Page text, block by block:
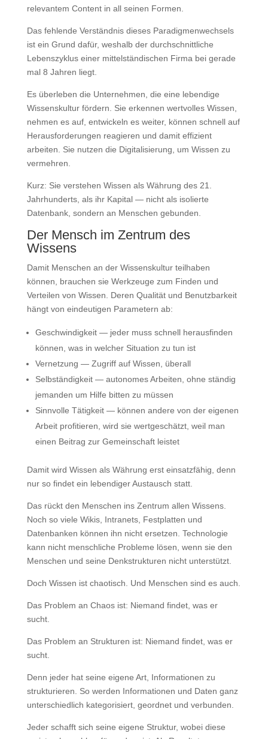
relevantem Content in all seinen Formen.
Das fehlende Verständnis dieses Paradigmenwechsels
ist ein Grund dafür, weshalb der durchschnittliche
Lebenszyklus einer mittelständischen Firma bei gerade
mal 8 Jahren liegt.
Es überleben die Unternehmen, die eine lebendige
Wissenskultur fördern. Sie erkennen wertvolles Wissen,
nehmen es auf, entwickeln es weiter, können schnell auf
Herausforderungen reagieren und damit effizient
arbeiten. Sie nutzen die Digitalisierung, um Wissen zu
vermehren.
Kurz: Sie verstehen Wissen als Währung des 21.
Jahrhunderts, als ihr Kapital — nicht als isolierte
Datenbank, sondern an Menschen gebunden.
Der Mensch im Zentrum des
Wissens
Damit Menschen an der Wissenskultur teilhaben
können, brauchen sie Werkzeuge zum Finden und
Verteilen von Wissen. Deren Qualität und Benutzbarkeit
hängt von eindeutigen Parametern ab:
Geschwindigkeit — jeder muss schnell herausfinden
können, was in welcher Situation zu tun ist
Vernetzung — Zugriff auf Wissen, überall
Selbständigkeit — autonomes Arbeiten, ohne ständig
jemanden um Hilfe bitten zu müssen
Sinnvolle Tätigkeit — können andere von der eigenen
Arbeit profitieren, wird sie wertgeschätzt, weil man
einen Beitrag zur Gemeinschaft leistet
Damit wird Wissen als Währung erst einsatzfähig, denn
nur so findet ein lebendiger Austausch statt.
Das rückt den Menschen ins Zentrum allen Wissens.
Noch so viele Wikis, Intranets, Festplatten und
Datenbanken können ihn nicht ersetzen. Technologie
kann nicht menschliche Probleme lösen, wenn sie den
Menschen und seine Denkstrukturen nicht unterstützt.
Doch Wissen ist chaotisch. Und Menschen sind es auch.
Das Problem an Chaos ist: Niemand findet, was er
sucht.
Das Problem an Strukturen ist: Niemand findet, was er
sucht.
Denn jeder hat seine eigene Art, Informationen zu
strukturieren. So werden Informationen und Daten ganz
unterschiedlich kategorisiert, geordnet und verbunden.
Jeder schafft sich seine eigene Struktur, wobei diese